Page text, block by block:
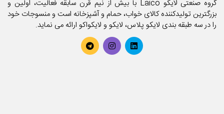
حوله تن پوش بزرگسال
حوله تن پوش کودک
گروه صنعتی لایکو Laico با بیش از نیم قرن سابقه فعالیت، اولین و
بزرگترین تولیدکننده کالای خواب، حمام و آشپزخانه است و منسوجات خود
را در سه طبقه بندی لایکو پلاس، لایکو و لایکواکو ارائه می نماید.